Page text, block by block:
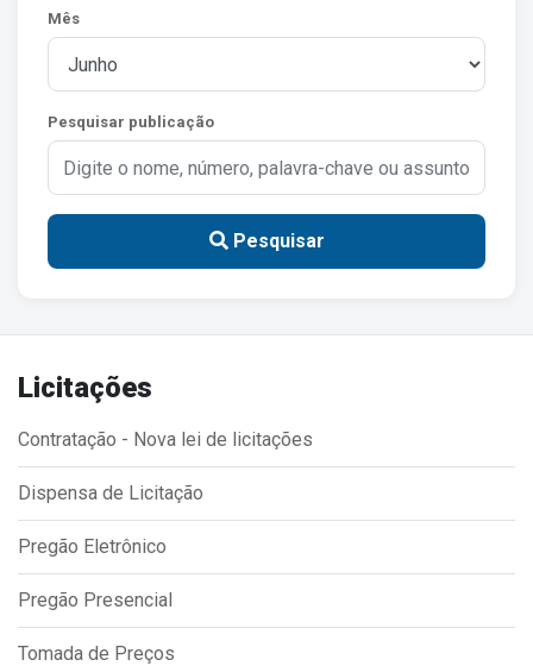
Estrutura Organizacional
Administração
Agricultura e Meio Ambiente
Assistência Social
Saúde
Serviços
IPTU 2026
Nota Fiscal Eletrônica
Ouvidoria
Mês
Pesquisar publicação
Pesquisar
Licitações
Contratação - Nova lei de licitações
Dispensa de Licitação
Pregão Eletrônico
Pregão Presencial
Tomada de Preços